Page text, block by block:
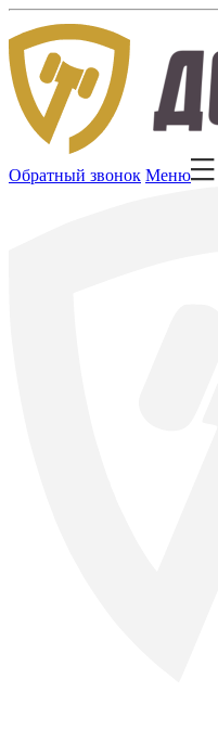
Обратный звонок Меню